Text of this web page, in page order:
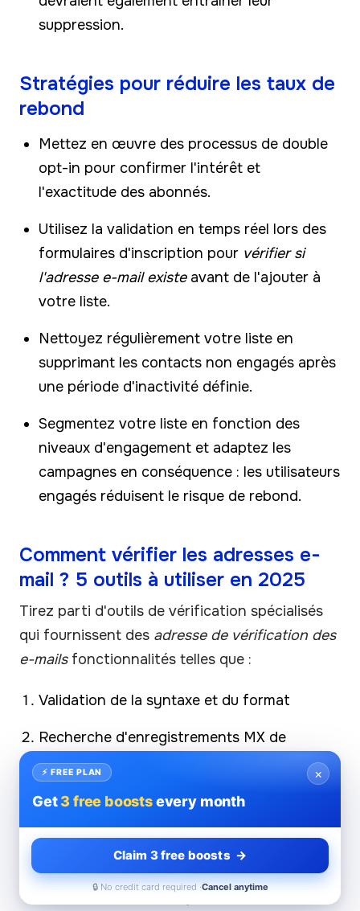
suppression.
Stratégies pour réduire les taux de
rebond
Mettez en œuvre des processus de double
opt-in pour confirmer l'intérêt et
l'exactitude des abonnés.
Utilisez la validation en temps réel lors des
formulaires d'inscription pour vérifier si
l'adresse e-mail existeavant de l'ajouter à
votre liste.
Nettoyez régulièrement votre liste en
supprimant les contacts non engagés après
une période d'inactivité définie.
Segmentez votre liste en fonction des
niveaux d'engagement et adaptez les
campagnes en conséquence : les utilisateurs
engagés réduisent le risque de rebond.
Comment vérifier les adresses e-
mail ? 5 outils à utiliser en 2025
Tirez parti d'outils de vérification spécialisés
qui fournissent des adresse de vérification des
e-mailsfonctionnalités telles que :
Validation de la syntaxe et du format
Recherche d'enregistrements MX de
domaine
Vérification SMTP sans envoi d'e-mails
Détection des e-mails jetables ou
temporaires
Identification des pièges à spam
×
⚡ FREE PLAN
Get3 free boostsevery month
Claim 3 free boosts →
🔒 No credit card required ·Cancel anytime